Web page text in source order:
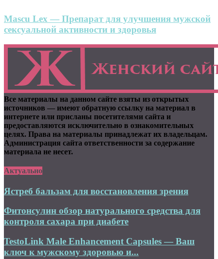
Mascu Lex — Препарат для улучшения мужской
сексуальной активности и здоровья
Все материалы на данном сайте взяты из открытых
источников — имеют обратную ссылку на материал в
интернете или присланы посетителями сайта и
предоставляются исключительно в ознакомительных
целях. Права на материалы принадлежат их владельцам.
Администрация сайта ответственности за содержание
материала не несет.
Актуально
Ястреб бальзам для восстановления зрения
Фитонсулин обзор натурального средства для
контроля сахара при диабете
TestoLink Male Enhancement Capsules — Ваш
ключ к мужскому здоровью и...